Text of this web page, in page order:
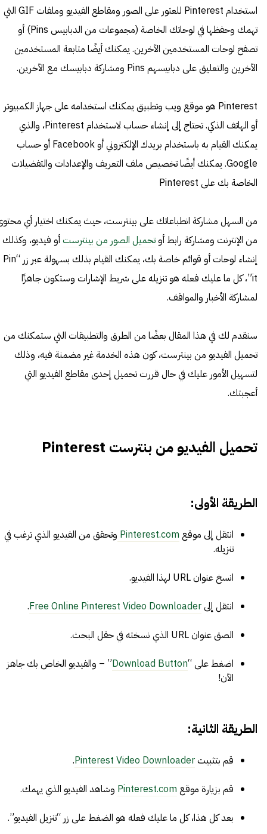
استخدام Pinterest للعثور على الصور ومقاطع الفيديو وملفات GIF التي
تهمك وحفظها في لوحاتك الخاصة (مجموعات من الدبابيس Pins) أو
تصفح لوحات المستخدمين الآخرين. يمكنك أيضًا متابعة المستخدمين
الآخرين والتعليق على دبابيسهم Pins ومشاركة دبابيسك مع الآخرين.
Pinterest هو موقع ويب وتطبيق يمكنك استخدامه على جهاز الكمبيوتر
أو الهاتف الذكي. تحتاج إلى إنشاء حساب لاستخدام Pinterest، والذي
يمكنك القيام به باستخدام بريدك الإلكتروني أو Facebook أو حساب
Google. يمكنك أيضًا تخصيص ملف التعريف والإعدادات والتفضيلات
الخاصة بك على Pinterest
من السهل مشاركة انطباعاتك على بينترست، حيث يمكنك اختيار أي
من الإنترنت ومشاركة رابط أوتحميل الصور من بينترست أو فيديو، وكذلك
إنشاء لوحات أو قوائم خاصة بك، يمكنك القيام بذلك بسهولة عبر زر “Pin
it”، كل ما عليك فعله هو تنزيله على شريط الإشارات وستكون جاهزًا
لمشاركة الأخبار والمواقف.
سنقدم لك في هذا المقال بعضًا من الطرق والتطبيقات التي ستمكنك من
تحميل الفيديو من بينترست، كون هذه الخدمة غير مضمنة فيه، وذلك
لتسهيل الأمور عليك في حال قررت تحميل إحدى مقاطع الفيديو التي
أعجبتك.
تحميل الفيديو من بنترست Pinterest
الطريقة الأولى:
انتقل إلى موقع Pinterest.com وتحقق من الفيديو الذي ترغب في
تنزيله.
انسخ عنوان URL لهذا الفيديو.
انتقل إلىFree Online Pinterest Video Downloader
.
الصق عنوان URL الذي نسخته في حقل البحث.
اضغط على “Download Button” – والفيديو الخاص بك جاهز
الآن!
الطريقة الثانية:
قم بتثبيت Pinterest Video Downloader
.
قم بزيارة موقع Pinterest.com وشاهد الفيديو الذي يهمك.
بعد كل هذا، كل ما عليك فعله هو الضغط على زر “تنزيل الفيديو”.